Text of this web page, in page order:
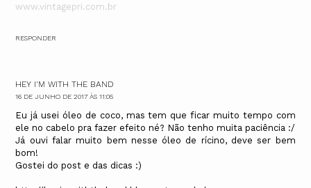
www.vintagepri.com.br
RESPONDER
HEY I'M WITH THE BAND
16 DE JUNHO DE 2017 ÀS 11:05
Eu já usei óleo de coco, mas tem que ficar muito tempo com
ele no cabelo pra fazer efeito né? Não tenho muita paciência :/
Já ouvi falar muito bem nesse óleo de rícino, deve ser bem
bom!
Gostei do post e das dicas :)